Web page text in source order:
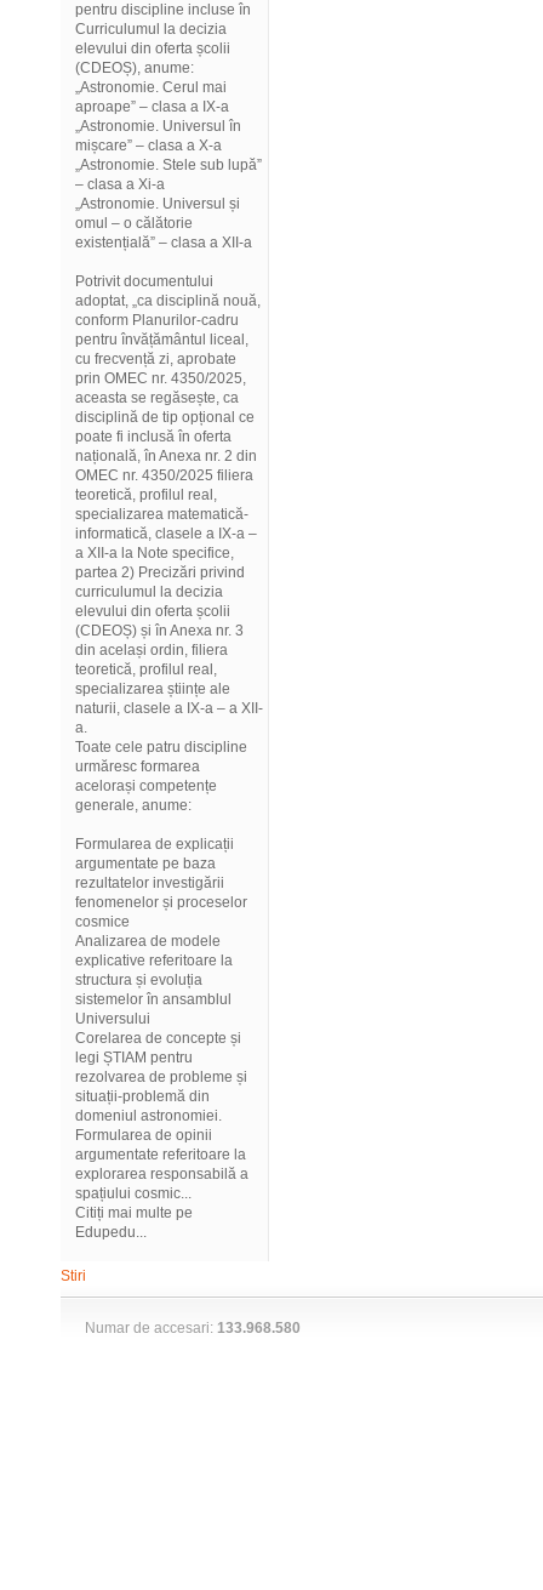
pentru discipline incluse în
Curriculumul la decizia
elevului din oferta școlii
(CDEOȘ), anume:
„Astronomie. Cerul mai
aproape” – clasa a IX-a
„Astronomie. Universul în
mișcare” – clasa a X-a
„Astronomie. Stele sub lupă”
– clasa a Xi-a
„Astronomie. Universul și
omul – o călătorie
existențială” – clasa a XII-a
Potrivit documentului
adoptat, „ca disciplină nouă,
conform Planurilor-cadru
pentru învățământul liceal,
cu frecvență zi, aprobate
prin OMEC nr. 4350/2025,
aceasta se regăsește, ca
disciplină de tip opțional ce
poate fi inclusă în oferta
națională, în Anexa nr. 2 din
OMEC nr. 4350/2025 filiera
teoretică, profilul real,
specializarea matematică-
informatică, clasele a IX-a –
a XII-a la Note specifice,
partea 2) Precizări privind
curriculumul la decizia
elevului din oferta școlii
(CDEOȘ) și în Anexa nr. 3
din același ordin, filiera
teoretică, profilul real,
specializarea științe ale
naturii, clasele a IX-a – a XII-
a.
Toate cele patru discipline
urmăresc formarea
acelorași competențe
generale, anume:
Formularea de explicații
argumentate pe baza
rezultatelor investigării
fenomenelor și proceselor
cosmice
Analizarea de modele
explicative referitoare la
structura și evoluția
sistemelor în ansamblul
Universului
Corelarea de concepte și
legi ȘTIAM pentru
rezolvarea de probleme și
situații-problemă din
domeniul astronomiei.
Formularea de opinii
argumentate referitoare la
explorarea responsabilă a
spațiului cosmic...
Citiți mai multe pe
Edupedu...
Stiri
Numar de accesari: 133.968.580